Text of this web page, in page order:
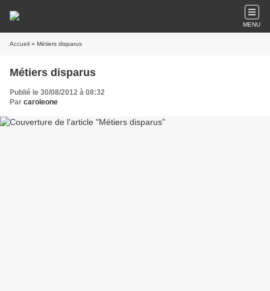
MENU
Accueil » Métiers disparus
Métiers disparus
Publié le 30/08/2012 à 08:32
Par caroleone